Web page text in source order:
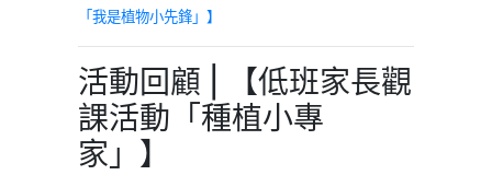
「我是植物小先鋒」】
活動回顧 | 【低班家長觀
課活動「種植小專
家」】